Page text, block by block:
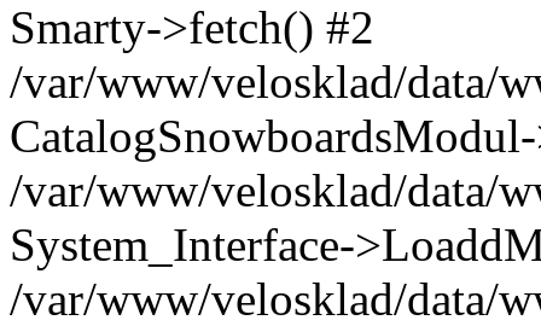
Smarty->fetch() #2
/var/www/velosklad/data/
/var/www/velosklad/data/
System_Interface-
/var/www/velosklad/data/